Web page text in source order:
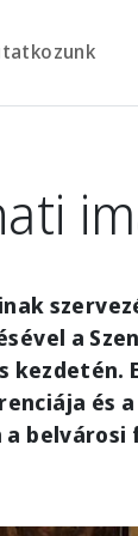
a
kezdetén.
és
belvárosi